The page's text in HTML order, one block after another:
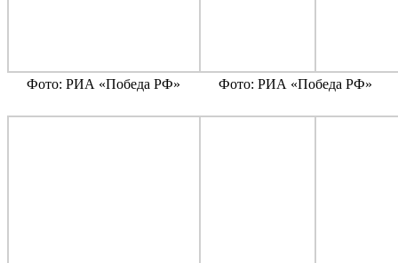
Фото: РИА «Победа РФ» Фото: РИА «Победа РФ»